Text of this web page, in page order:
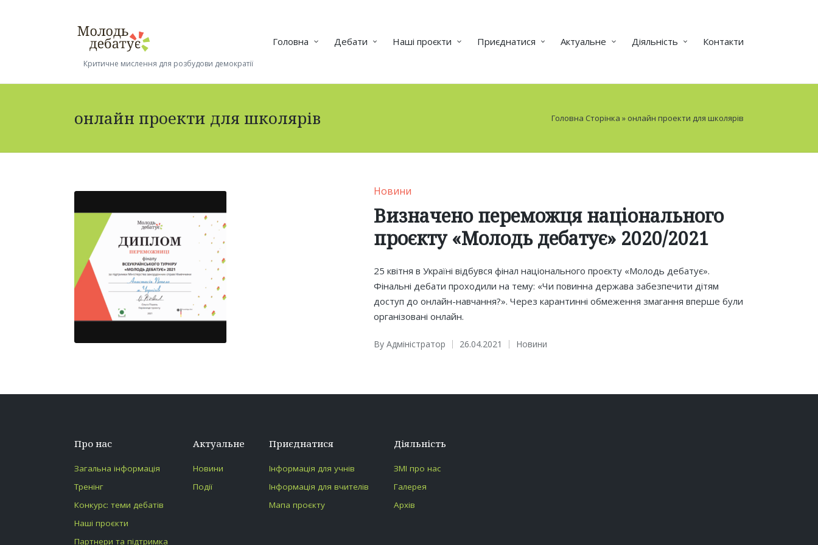
Критичне мислення для розбудови демократії
Головна Дебати Наші проєкти Приєднатися Актуальне Діяльність Контакти
онлайн проекти для школярів Головна Сторінка » онлайн проекти для школярів
Posted
in
Новини
Визначено переможця національного
проєкту «Молодь дебатує» 2020/2021
25 квітня в Україні відбувся фінал національного проєкту «Молодь дебатує».
Фінальні дебати проходили на тему: «Чи повинна держава забезпечити дітям
доступ до онлайн-навчання?». Через карантинні обмеження змагання вперше були
організовані онлайн.
Posted
By Адміністратор 26.04.2021
Posted
Новини
Про нас
Загальна інформація
Тренінг
Конкурс: теми дебатів
Наші проєкти
Партнери та підтримка
Актуальне
Новини
Події
Приєднатися
Інформація для учнів
Інформація для вчителів
Мапа проєкту
Діяльність
ЗМІ про нас
Галерея
Архів